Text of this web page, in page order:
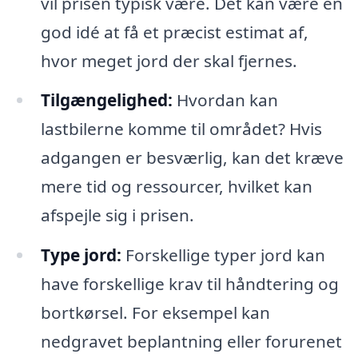
god idé at få et præcist estimat af,
hvor meget jord der skal fjernes.
Tilgængelighed: Hvordan kan
lastbilerne komme til området? Hvis
adgangen er besværlig, kan det kræve
mere tid og ressourcer, hvilket kan
afspejle sig i prisen.
Type jord: Forskellige typer jord kan
have forskellige krav til håndtering og
bortkørsel. For eksempel kan
nedgravet beplantning eller forurenet